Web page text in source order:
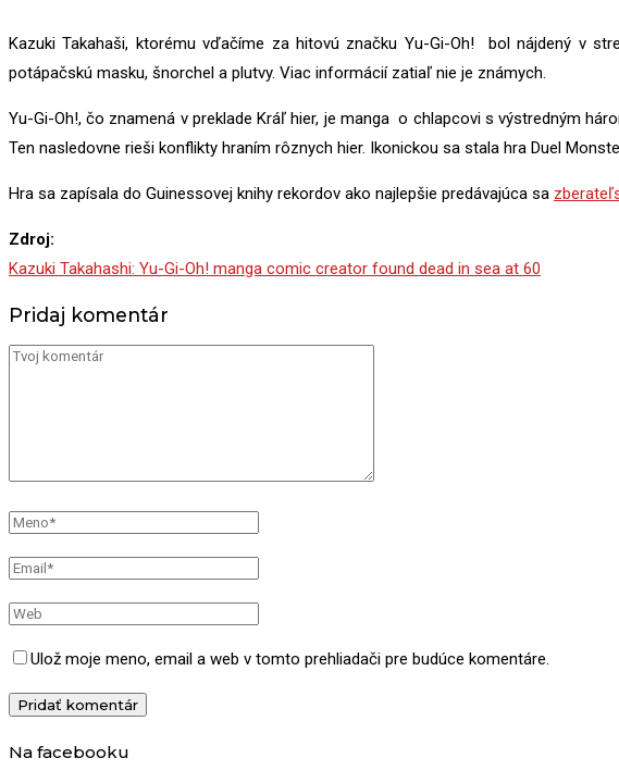
Kazuki Takahaši, ktorému vďačíme za hitovú značku Yu-Gi-Oh! bol nájdený v
potápačskú masku, šnorchel a plutvy. Viac informácií zatiaľ nie je známych.
Yu-Gi-Oh!, čo znamená v preklade Kráľ hier, je manga o chlapcovi s výstredným
Ten nasledovne rieši konflikty hraním rôznych hier. Ikonickou sa stala hra Duel
Hra sa zapísala do Guinessovej knihy rekordov ako najlepšie predávajúca sa
Zdroj:
Kazuki Takahashi: Yu-Gi-Oh! manga comic creator found dead in sea at 60
Pridaj komentár
Ulož moje meno, email a web v tomto prehliadači pre budúce komentáre.
Na facebooku